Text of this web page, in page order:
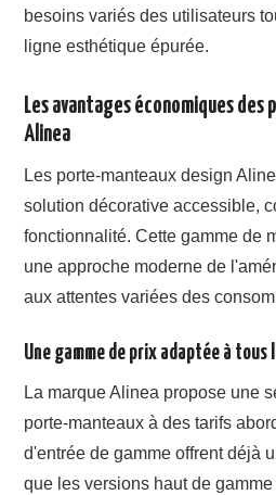
besoins variés des utilisateurs
ligne esthétique épurée.
Les avantages économiques
Alinea
Les porte-manteaux design
solution décorative accessible,
fonctionnalité. Cette gamme de
une approche moderne de
aux attentes variées des
Une gamme de prix adaptée à tous
La marque Alinea propose une
porte-manteaux à des tarifs
d'entrée de gamme offrent déjà
que les versions haut de